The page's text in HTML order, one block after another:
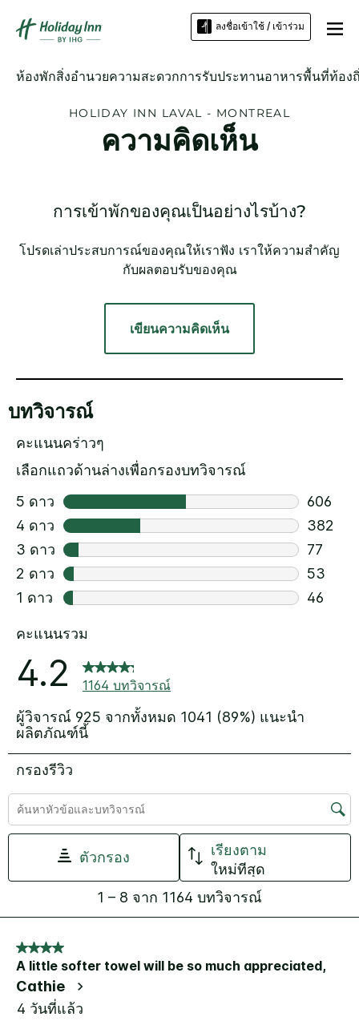
ลงชื่อเข้าใช้ / เข้าร่วม
ห้องพักสิ่งอำนวยความสะดวกการรับประทานอาหารพื้นที่ท้อง
HOLIDAY INN LAVAL - MONTREAL
ความคิดเห็น
การเข้าพักของคุณเป็นอย่างไรบ้าง?
โปรดเล่าประสบการณ์ของคุณให้เราฟัง เราให้ความสำคัญ
กับผลตอบรับของคุณ
เขียนความคิดเห็น